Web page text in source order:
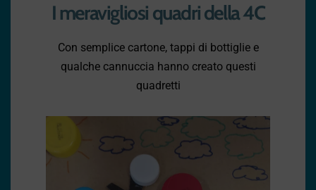
I meravigliosi quadri della 4C
Con semplice cartone, tappi di bottiglie e
qualche cannuccia hanno creato questi
quadretti